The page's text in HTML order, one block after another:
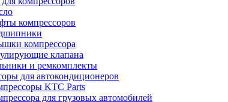
компрессоров
компрессора
клапана
и ремкомплекты
для автокондиционеров
KTC Parts
для грузовых автомобилей